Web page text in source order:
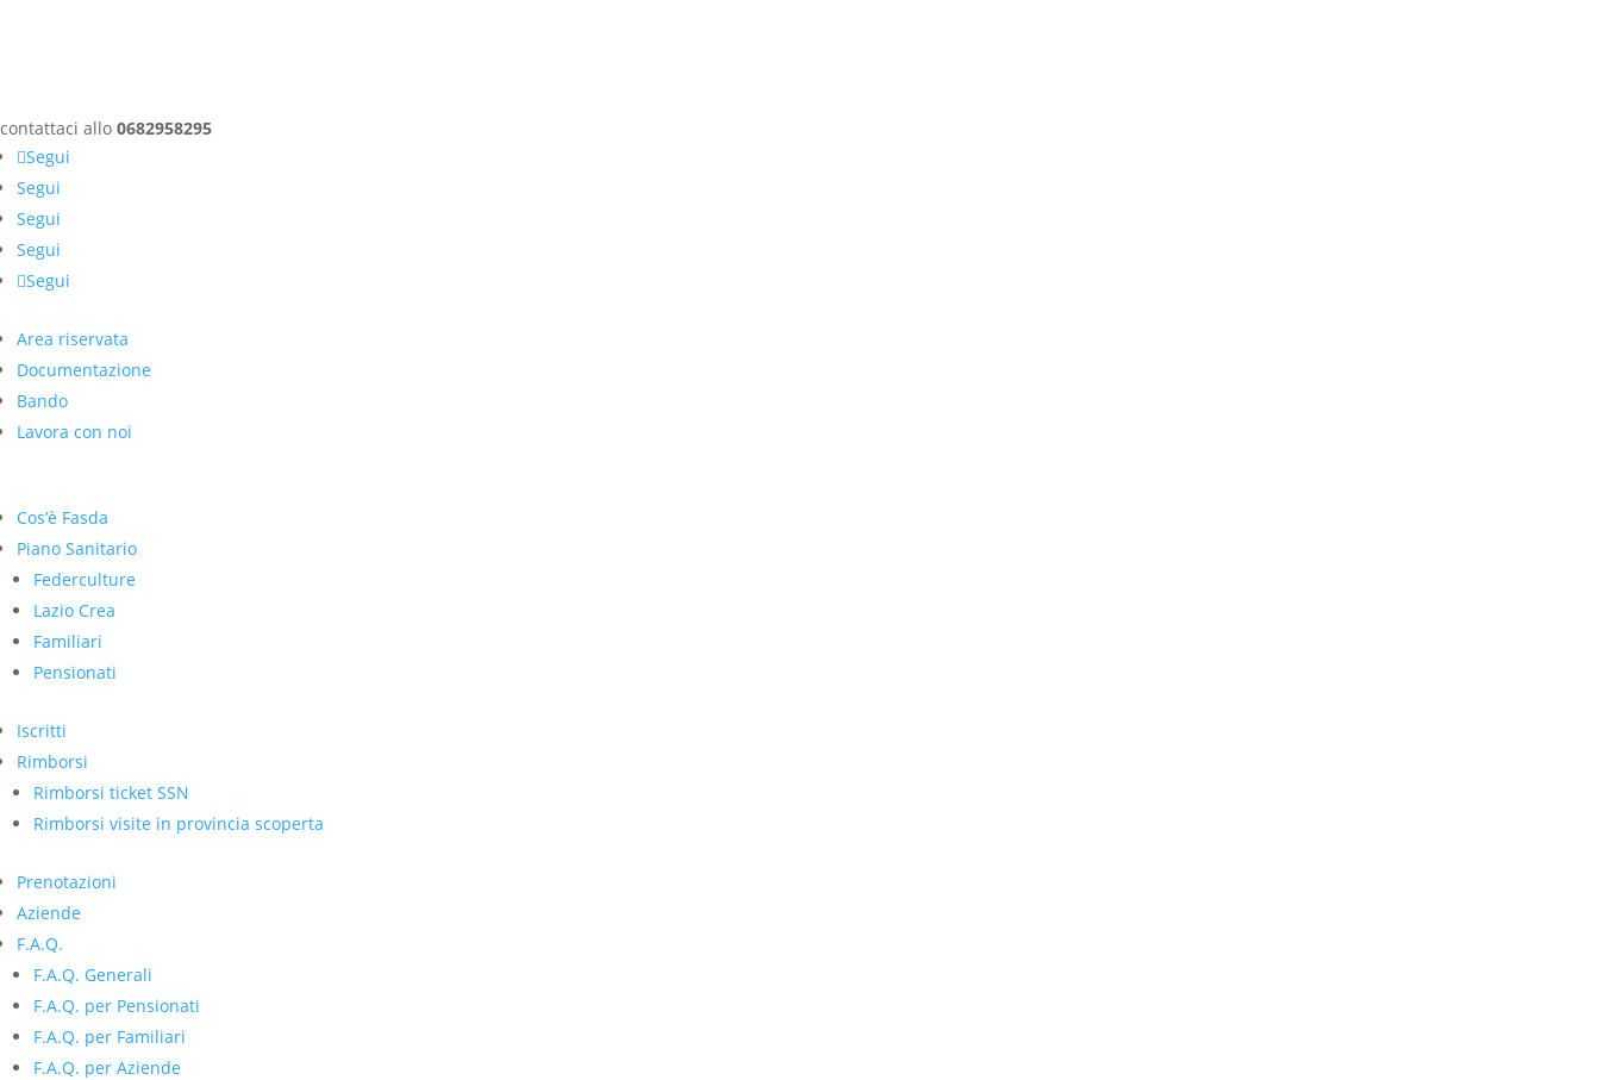
contattaci allo 0682958295
Segui
Segui
Segui
Segui
Segui
Area riservata
Documentazione
Bando
Lavora con noi
Cos’è Fasda
Piano Sanitario
Federculture
Lazio Crea
Familiari
Pensionati
Iscritti
Rimborsi
Rimborsi ticket SSN
Rimborsi visite in provincia scoperta
Prenotazioni
Aziende
F.A.Q.
F.A.Q. Generali
F.A.Q. per Pensionati
F.A.Q. per Familiari
F.A.Q. per Aziende